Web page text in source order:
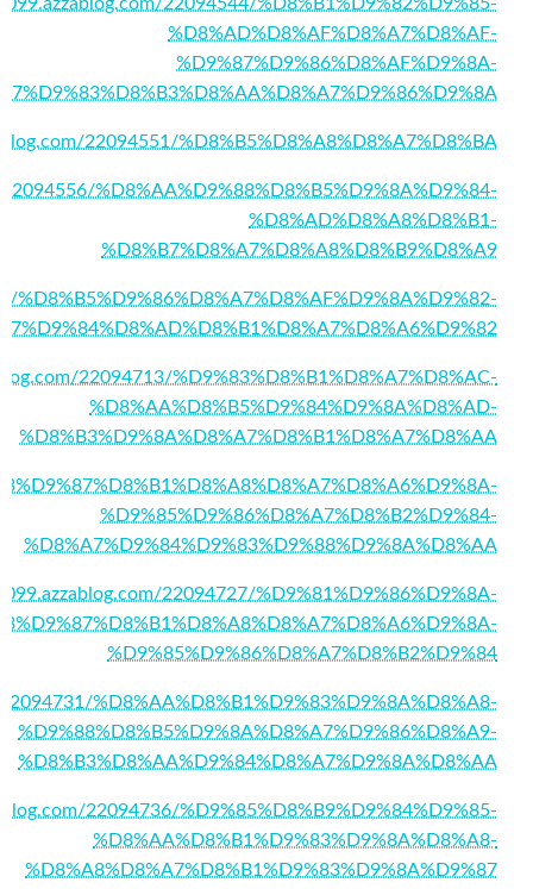
%D8%AD%D8%AF%D8%A7%D8%AF-
%D9%87%D9%86%D8%AF%D9%8A-
22094551/%D8%B5%D8%A8%D8%A7%D8%BA
%D8%AA%D9%88%D8%B5%D9%8A%D9%84-
%D8%AD%D8%A8%D8%B1-
%D8%B7%D8%A7%D8%A8%D8%B9%D8%A9
22094713/%D9%83%D8%B1%D8%A7%D8%AC-
%D8%AA%D8%B5%D9%84%D9%8A%D8%AD-
%D8%B3%D9%8A%D8%A7%D8%B1%D8%A7%D8%AA
%D9%85%D9%86%D8%A7%D8%B2%D9%84-
%D8%A7%D9%84%D9%83%D9%88%D9%8A%D8%AA
22094727/%D9%81%D9%86%D9%8A-
%D9%85%D9%86%D8%A7%D8%B2%D9%84
%D8%AA%D8%B1%D9%83%D9%8A%D8%A8-
%D9%88%D8%B5%D9%8A%D8%A7%D9%86%D8%A9-
%D8%B3%D8%AA%D9%84%D8%A7%D9%8A%D8%AA
22094736/%D9%85%D8%B9%D9%84%D9%85-
%D8%AA%D8%B1%D9%83%D9%8A%D8%A8-
%D8%A8%D8%A7%D8%B1%D9%83%D9%8A%D9%87